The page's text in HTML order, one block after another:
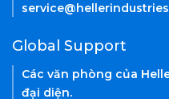
Global Support
Các văn phòng của
đại diện.